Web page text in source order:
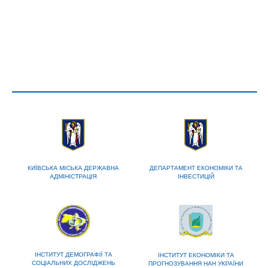
КИЇВСЬКА МІСЬКА ДЕРЖАВНА
АДМІНІСТРАЦІЯ
ДЕПАРТАМЕНТ ЕКОНОМІКИ ТА
ІНВЕСТИЦІЙ
ІНСТИТУТ ДЕМОГРАФІЇ ТА
СОЦІАЛЬНИХ ДОСЛІДЖЕНЬ
ІНСТИТУТ ЕКОНОМІКИ ТА
ПРОГНОЗУВАННЯ НАН УКРАЇНИ